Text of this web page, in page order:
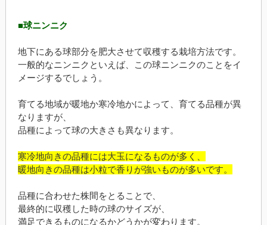
■球ニンニク
地下にある球部分を肥大させて収穫する栽培方法です。
一般的なニンニクといえば、この球ニンニクのことをイ
メージするでしょう。
育てる地域が暖地か寒冷地かによって、育てる品種が異
なりますが、
品種によって球の大きさも異なります。
寒冷地向きの品種には大玉になるものが多く、
暖地向きの品種は小粒で香りが強いものが多いです。
品種に合わせた株間をとることで、
最終的に収穫した時の球のサイズが、
満足できるものになるかどうかが変わります。